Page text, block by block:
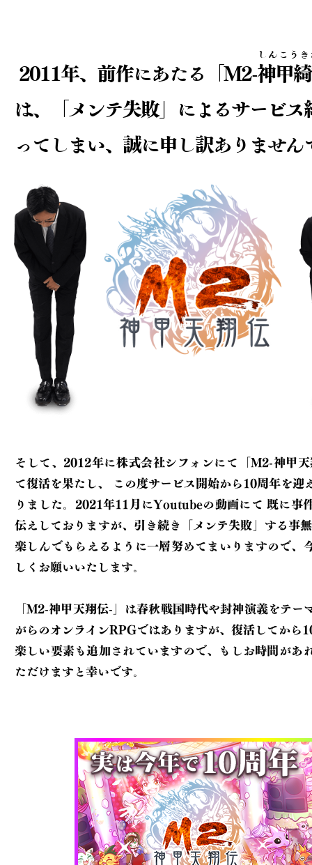
2011年、前作にあたる「M2-神甲
しんこうき
は、
「メンテ失敗」によるサービス
ってしまい、 誠に申し訳ありません
そして、2012年に株式会社シフォンにて「M2-神甲
て復活を果たし、
りました。2021年11月にYoutubeの動画にて 既に事件の経緯をお
伝えしておりますが、引き続き「メンテ失敗」する事
楽しんでもらえるように一層努めてまいりますので、
しくお願いいたします。
「M2-神甲天翔伝-」は春秋戦国時代や封神演義をテー
がらのオンラインRPGではありますが、復活してから
楽しい要素も追加されていますので、もしお時間があ
ただけますと幸いです。